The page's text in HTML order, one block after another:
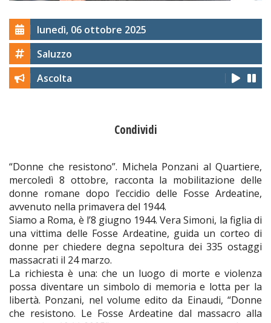
lunedì, 06 ottobre 2025
Saluzzo
Ascolta
Condividi
“Donne che resistono”. Michela Ponzani al Quartiere,
mercoledì 8 ottobre, racconta la mobilitazione delle
donne romane dopo l’eccidio delle Fosse Ardeatine,
avvenuto nella primavera del 1944.
Siamo a Roma, è l’8 giugno 1944. Vera Simoni, la figlia di
una vittima delle Fosse Ardeatine, guida un corteo di
donne per chiedere degna sepoltura dei 335 ostaggi
massacrati il 24 marzo.
La richiesta è una: che un luogo di morte e violenza
possa diventare un simbolo di memoria e lotta per la
libertà. Ponzani, nel volume edito da Einaudi, “Donne
che resistono. Le Fosse Ardeatine dal massacro alla